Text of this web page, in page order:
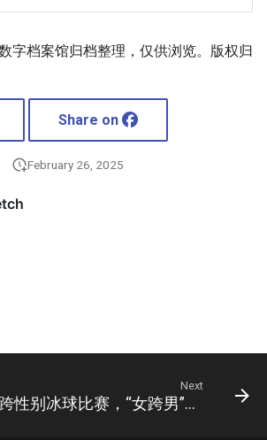
字档案馆归档整理，仅供浏览。版权归
Share on
February 26, 2025
Next
美国举办跨性别冰球比赛，“女跨男”球员遭“男跨女”球员撞成脑震荡